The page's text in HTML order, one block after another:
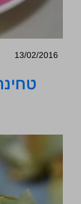
13/02/2016